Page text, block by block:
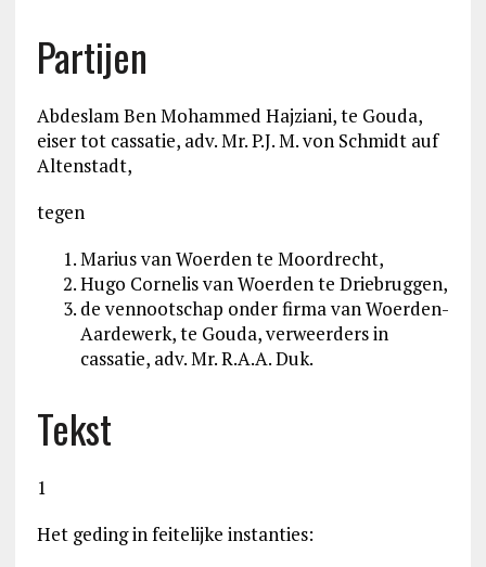
Partijen
Abdeslam Ben Mohammed Hajziani, te Gouda,
eiser tot cassatie, adv. Mr. P.J. M. von Schmidt auf
Altenstadt,
tegen
Marius van Woerden te Moordrecht,
Hugo Cornelis van Woerden te Driebruggen,
de vennootschap onder firma van Woerden-
Aardewerk, te Gouda, verweerders in
cassatie, adv. Mr. R.A.A. Duk.
Tekst
1
Het geding in feitelijke instanties: